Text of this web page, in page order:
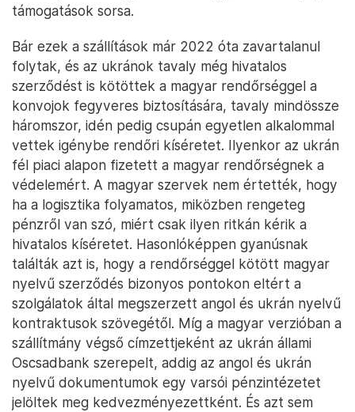
támogatások sorsa.
Bár ezek a szállítások már 2022 óta zavartalanul
folytak, és az ukránok tavaly még hivatalos
szerződést is kötöttek a magyar rendőrséggel a
konvojok fegyveres biztosítására, tavaly mindössze
háromszor, idén pedig csupán egyetlen alkalommal
vettek igénybe rendőri kíséretet. Ilyenkor az ukrán
fél piaci alapon fizetett a magyar rendőrségnek a
védelemért. A magyar szervek nem értették, hogy
ha a logisztika folyamatos, miközben rengeteg
pénzről van szó, miért csak ilyen ritkán kérik a
hivatalos kíséretet. Hasonlóképpen gyanúsnak
találták azt is, hogy a rendőrséggel kötött magyar
nyelvű szerződés bizonyos pontokon eltért a
szolgálatok által megszerzett angol és ukrán nyelvű
kontraktusok szövegétől. Míg a magyar verzióban a
szállítmány végső címzettjeként az ukrán állami
Oscsadbank szerepelt, addig az angol és ukrán
nyelvű dokumentumok egy varsói pénzintézetet
jelöltek meg kedvezményezettként. És azt sem